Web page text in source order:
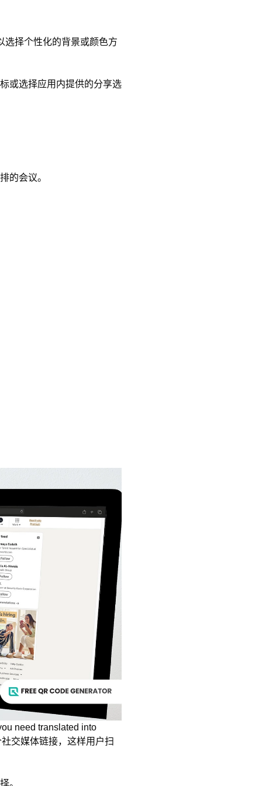
择个性化的背景或颜色方
或选择应用内提供的分享选
的会议。
need translated into
交媒体链接，这样用户扫
。